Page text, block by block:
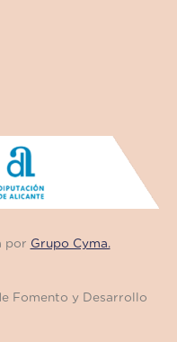
por Grupo Cyma.
Fomento y Desarrollo